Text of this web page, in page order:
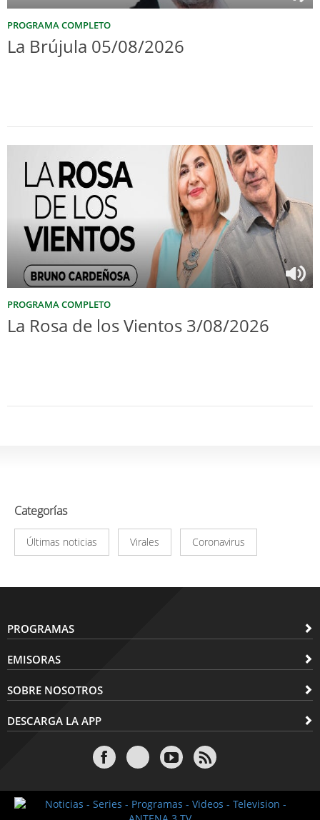
PROGRAMA COMPLETO
La Brújula 05/08/2026
PROGRAMA COMPLETO
La Rosa de los Vientos 3/08/2026
Categorías
Últimas noticias Virales Coronavirus
PROGRAMAS
EMISORAS
SOBRE NOSOTROS
DESCARGA LA APP